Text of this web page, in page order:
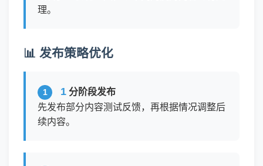
理。
📊 发布策略优化
1 分阶段发布
先发布部分内容测试反馈，再根据情况调整后
续内容。